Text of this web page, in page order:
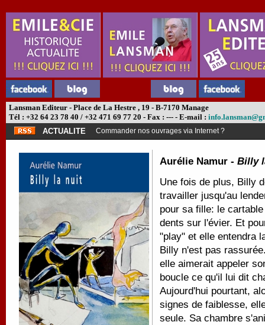
Lansman Editeur - Place de La Hestre , 19 - B-7170 Manage
Tél : +32 64 23 78 40 / +32 471 69 77 20 - Fax : --- - E-mail :
ACTUALITE
Commander nos ouvrages via Internet ?
Aurélie Namur - Billy
Une fois de plus, Billy
travailler jusqu'au
pour sa fille: le
dents sur l'évier. Et
"play" et elle entendra
Billy n'est pas
elle aimerait appeler
boucle ce qu'il lui dit
Aujourd'hui pourtant,
signes de faiblesse,
seule. Sa chambre